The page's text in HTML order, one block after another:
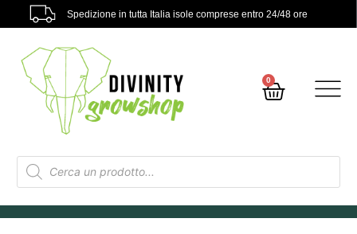
Spedizione in tutta Italia isole comprese entro 24/48 ore
0